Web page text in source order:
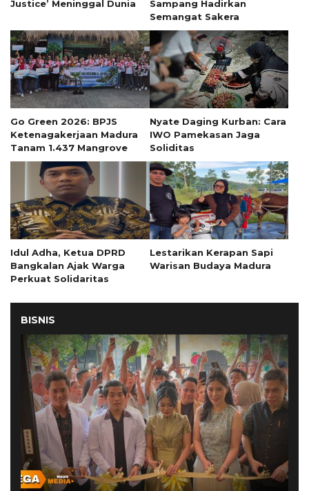
Justice’ Meninggal Dunia
Sampang Hadirkan
Semangat Sakera
Go Green 2026: BPJS
Ketenagakerjaan Madura
Tanam 1.437 Mangrove
Nyate Daging Kurban: Cara
IWO Pamekasan Jaga
Soliditas
Idul Adha, Ketua DPRD
Bangkalan Ajak Warga
Perkuat Solidaritas
Lestarikan Kerapan Sapi
Warisan Budaya Madura
BISNIS